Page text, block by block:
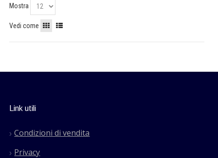
Mostra
Vedi come
Link utili
Condizioni di vendita
Privacy